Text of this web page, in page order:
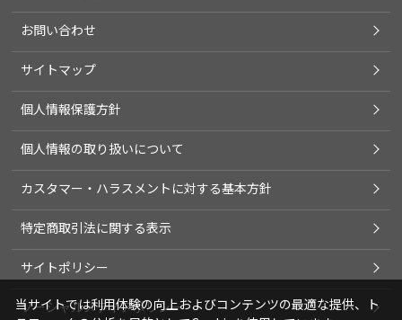
お問い合わせ
サイトマップ
個人情報保護方針
個人情報の取り扱いについて
カスタマー・ハラスメントに対する基本方針
特定商取引法に関する表示
サイトポリシー
ソーシャルメディアポリシー
当サイトでは利用体験の向上およびコンテンツの最適な提供、ト